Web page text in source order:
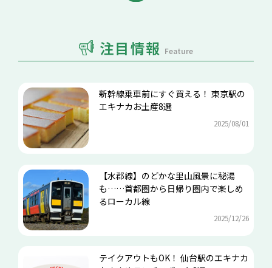
注目情報 Feature
新幹線乗車前にすぐ買える！ 東京駅の
エキナカお土産8選
2025/08/01
【水郡線】のどかな里山風景に秘湯
も……首都圏から日帰り圏内で楽しめ
るローカル線
2025/12/26
テイクアウトもOK！ 仙台駅のエキナカ